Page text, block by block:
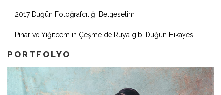
2017 Düğün Fotoğrafcılığı Belgeselim
Pınar ve Yiğitcem in Çeşme de Rüya gibi Düğün Hikayesi
PORTFOLYO